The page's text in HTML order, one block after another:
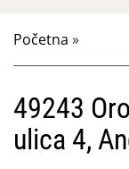
Početna »
49243
ulica 4,